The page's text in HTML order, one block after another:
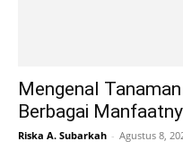
Mengenal
Berbagai
Riska A. Subarkah - Agustus 8,